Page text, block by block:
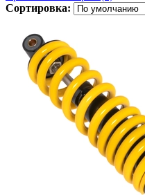
Сортировка: